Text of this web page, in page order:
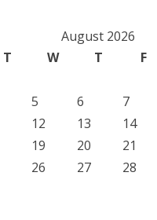
August 2026
T W T F
5 6 7
12 13 14
19 20 21
26 27 28